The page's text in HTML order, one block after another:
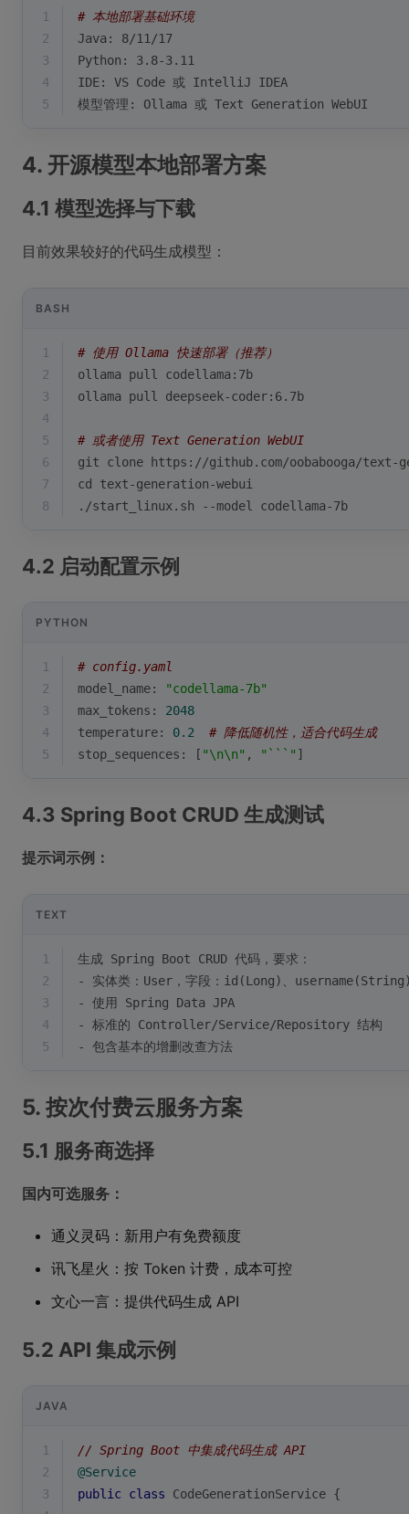
1
# 本地部署基础环境
2
Java: 8/11/17
3
Python: 3.8-3.11
4
IDE: VS Code 或 IntelliJ IDEA
5
模型管理: Ollama 或 Text Generation WebUI
4. 开源模型本地部署方案
4.1 模型选择与下载
目前效果较好的代码生成模型：
BASH
1
# 使用 Ollama 快速部署（推荐）
2
ollama pull codellama:7b
3
ollama pull deepseek-coder:6.7b
4
5
# 或者使用 Text Generation WebUI
6
git clone https://github.com/oobabooga/text-
7
cd
text-generation-webui
8
./start_linux.sh --model codellama-7b
4.2 启动配置示例
PYTHON
1
# config.yaml
2
model_name:
"codellama-7b"
3
max_tokens: 2048
4
temperature: 0.2
# 降低随机性，适合代码生成
5
stop_sequences: [ "\n\n" , "```" ]
4.3 Spring Boot CRUD 生成测试
提示词示例：
TEXT
1
生成 Spring Boot CRUD 代码，要求：
2
- 实体类：User，字段：id(Long)、
3
- 使用 Spring Data JPA
4
- 标准的 Controller/Service/Repository 结构
5
- 包含基本的增删改查方法
5. 按次付费云服务方案
5.1 服务商选择
国内可选服务：
通义灵码：新用户有免费额度
讯飞星火：按 Token 计费，成本可控
文心一言：提供代码生成 API
5.2 API 集成示例
JAVA
1
// Spring Boot 中集成代码生成 API
2
@Service
3
public class CodeGenerationService {